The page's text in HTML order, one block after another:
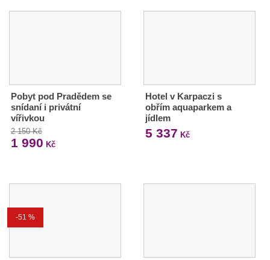
Pobyt pod Pradědem se
snídaní i privátní
vířivkou
2 150 Kč
1 990 Kč
Hotel v Karpaczi s
obřím aquaparkem a
jídlem
5 337 Kč
-51 %